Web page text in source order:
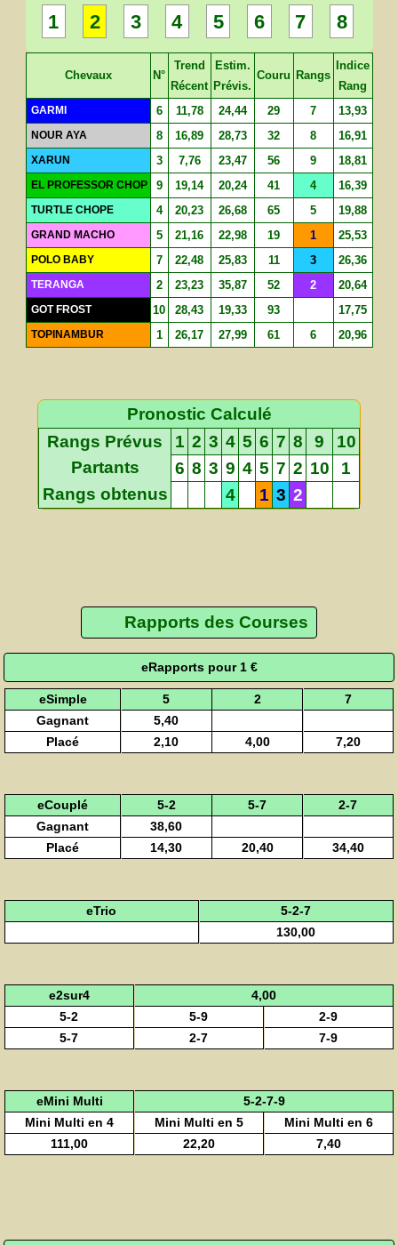
1 2 3 4 5 6 7 8
Chevaux N°
Trend
Récent
Estim.
Prévis.
Couru Rangs
Indice
Rang
GARMI 6 11,78 24,44 29 7 13,93
NOUR AYA 8 16,89 28,73 32 8 16,91
XARUN 3 7,76 23,47 56 9 18,81
EL PROFESSOR CHOP 9 19,14 20,24 41 4 16,39
TURTLE CHOPE 4 20,23 26,68 65 5 19,88
GRAND MACHO 5 21,16 22,98 19 1 25,53
POLO BABY 7 22,48 25,83 11 3 26,36
TERANGA 2 23,23 35,87 52 2 20,64
GOT FROST 10 28,43 19,33 93 17,75
TOPINAMBUR 1 26,17 27,99 61 6 20,96
Pronostic Calculé
Rangs Prévus
1 2 3 4 5 6 7 8 9
10
Partants
6 8 3 9 4 5 7 2 10
1
Rangs obtenus
4 1 3 2
Rapports des Courses
eRapports pour 1 €
eSimple 5 2
7
Gagnant
5,40
Placé
2,10 4,00 7,20
eCouplé 5-2 5-7
2-7
Gagnant
38,60
Placé
14,30 20,40 34,40
eTrio
5-2-7
130,00
e2sur4
4,00
5-2
5-9
2-9
5-7
2-7 7-9
eMini Multi
5-2-7-9
Mini Multi en 4
Mini Multi en 5
Mini Multi en 6
111,00
22,20 7,40